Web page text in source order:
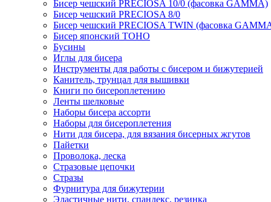
Бисер чешский PRECIOSA 10/0 (фасовка GAMMA)
Бисер чешский PRECIOSA 8/0
Бисер чешский PRECIOSA TWIN (фасовка
Бисер японский TOHO
Бусины
Иглы для бисера
Инструменты для работы с бисером и бижутерией
Канитель, трунцал для вышивки
Книги по бисероплетению
Ленты шелковые
Наборы бисера ассорти
Наборы для бисероплетения
Нити для бисера, для вязания бисерных жгутов
Пайетки
Проволока, леска
Стразовые цепочки
Стразы
Фурнитура для бижутерии
Эластичные нити, спандекс, резинка